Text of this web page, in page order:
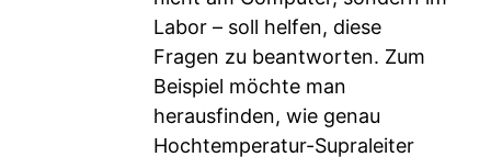
Labor – soll helfen, diese
Fragen zu beantworten. Zum
Beispiel möchte man
herausfinden, wie genau
Hochtemperatur-Supraleiter